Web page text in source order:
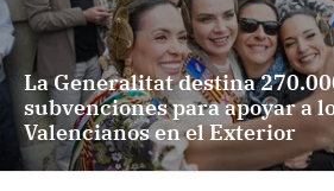
La Generalitat destina
subvenciones para apoyar a
Valencianos en el Exterior